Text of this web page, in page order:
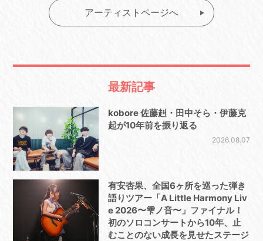
アーティストページへ
最新記事
kobore 佐藤赳・田中そら・伊藤克
起が10年前を振り返る
2026.08.07
有安杏果、全国6ヶ所を巡った弾き
語りツアー「A Little Harmony Liv
e 2026〜雫ノ音〜」ファイナル！
初のソロコンサートから10年、止
むことのない成長を見せたステージ